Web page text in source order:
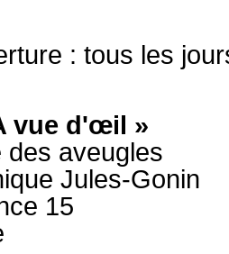
: tous les
vue d'œil »
des aveugles
Jules-Gonin
15